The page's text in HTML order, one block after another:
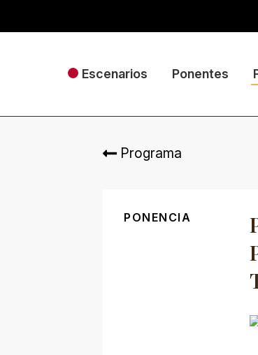
Escenarios Ponentes
Programa
PONENCIA